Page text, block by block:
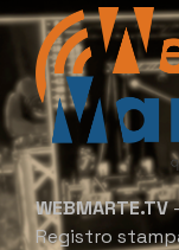
WEBMARTE.TV
Registro